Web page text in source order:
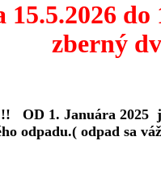
15.5.2026
zberný
OD 1. Januára 2025
odpadu.( odpad sa